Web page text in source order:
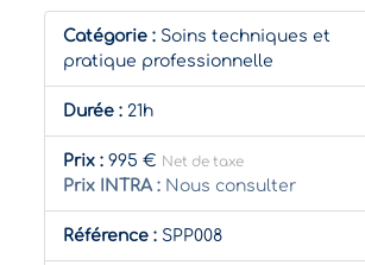
Catégorie : Soins techniques et
pratique professionnelle
Durée : 21h
Prix : 995 € Net de taxe
Prix INTRA : Nous consulter
Référence : SPP008